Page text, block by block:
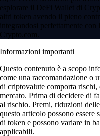
esplorare il DeFi Wallet di
altri token avendo il pieno
integrandosi perfettamente
Crypto.com.
Informazioni importanti
Questo contenuto è a scopo
come una raccomandazione o
di criptovalute comporta
mercato. Prima di decidere di
al rischio. Premi, riduzioni
questo articolo possono essere
di token e possono variare in
applicabili.